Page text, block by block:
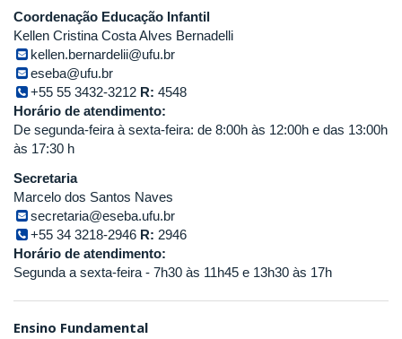
Coordenação Educação Infantil
Kellen Cristina Costa Alves Bernadelli
kellen.bernardelii@ufu.br
eseba@ufu.br
+55 55 3432-3212 R:4548
Horário de atendimento:
De segunda-feira à sexta-feira: de 8:00h às 12:00h e das 13:00h
às 17:30 h
Secretaria
Marcelo dos Santos Naves
secretaria@eseba.ufu.br
+55 34 3218-2946 R: 2946
Horário de atendimento:
Segunda a sexta-feira - 7h30 às 11h45 e 13h30 às 17h
Ensino Fundamental